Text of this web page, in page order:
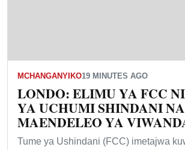
MCHANGANYIKO19 MINUTES AGO
LONDO: ELIMU YA FCC
YA UCHUMI SHINDANI NA
MAENDELEO YA
Tume ya Ushindani (FCC) imetajwa